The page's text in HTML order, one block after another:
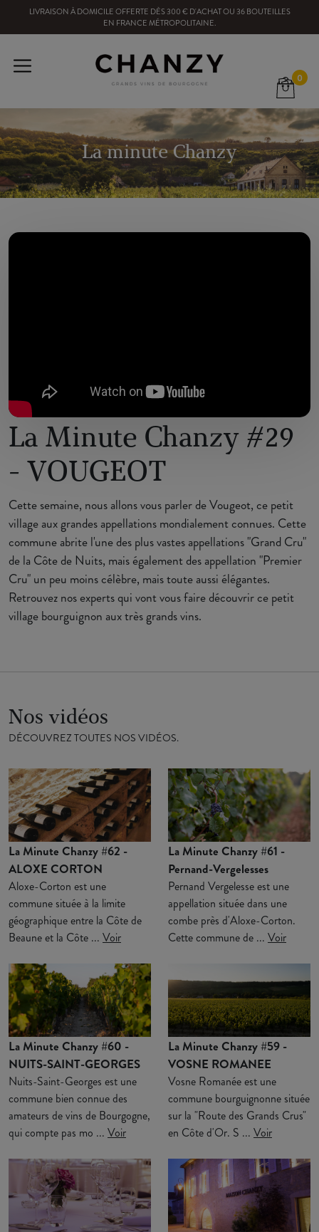
LIVRAISON À DOMICILE OFFERTE DÈS300€ D'ACHAT OU 36BOUTEILLES
EN FRANCE MÉTROPOLITAINE.
0
La minute Chanzy
La Minute Chanzy #29
- VOUGEOT
Cette semaine, nous allons vous parler de Vougeot, ce petit
village aux grandes appellations mondialement connues. Cette
commune abrite l'une des plus vastes appellations "Grand Cru"
de la Côte de Nuits, mais également des appellation "Premier
Cru" un peu moins célèbre, mais toute aussi élégantes.
Retrouvez nos experts qui vont vous faire découvrir ce petit
village bourguignon aux très grands vins.
Nos vidéos
DÉCOUVREZ TOUTES NOS VIDÉOS.
La Minute Chanzy #62 -
ALOXE CORTON
Aloxe-Corton est une
commune située à la limite
géographique entre la Côte de
Beaune et la Côte ... Voir
La Minute Chanzy #61 -
Pernand-Vergelesses
Pernand Vergelesse est une
appellation située dans une
combe près d'Aloxe-Corton.
Cette commune de ... Voir
La Minute Chanzy #60 -
NUITS-SAINT-GEORGES
Nuits-Saint-Georges est une
commune bien connue des
amateurs de vins de Bourgogne,
qui compte pas mo ... Voir
La Minute Chanzy #59 -
VOSNE ROMANEE
Vosne Romanée est une
commune bourguignonne située
sur la "Route des Grands Crus"
en Côte d'Or. S ... Voir